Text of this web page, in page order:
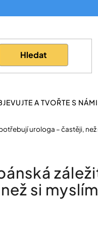
Hledat
A TVOŘTE S NÁMI
urologa – častěji, než
si